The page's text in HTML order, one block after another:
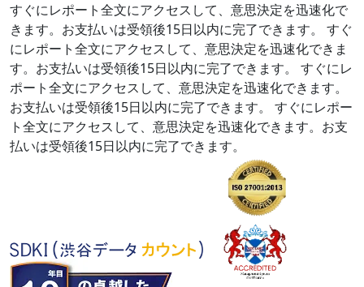
すぐにレポート全文にアクセスして、意思決定を迅速化で
きます。お支払いは受領後15日以内に完了できます。
すぐ
にレポート全文にアクセスして、意思決定を迅速化できま
す。お支払いは受領後15日以内に完了できます。
すぐにレ
ポート全文にアクセスして、意思決定を迅速化できます。
お支払いは受領後15日以内に完了できます。
すぐにレポー
ト全文にアクセスして、意思決定を迅速化できます。お支
払いは受領後15日以内に完了できます。